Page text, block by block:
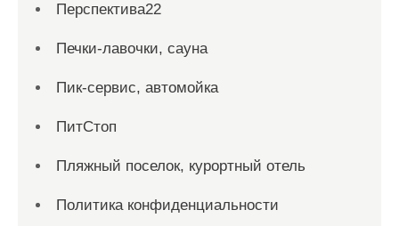
Перспектива22
Печки-лавочки, сауна
Пик-сервис, автомойка
ПитСтоп
Пляжный поселок, курортный отель
Политика конфиденциальности